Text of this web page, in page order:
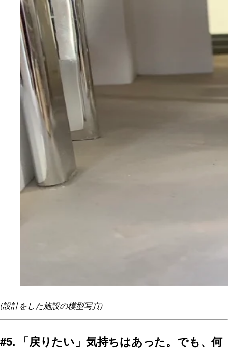
(設計をした施設の模型写真)
#5. 「戻りたい」気持ちはあった。でも、何